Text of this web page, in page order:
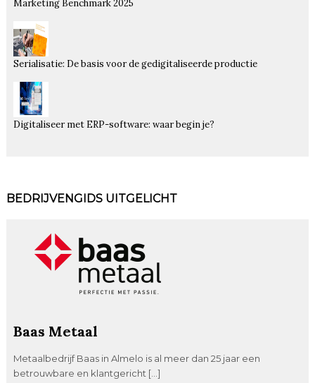
Marketing Benchmark 2025
Serialisatie: De basis voor de gedigitaliseerde productie
Digitaliseer met ERP-software: waar begin je?
BEDRIJVENGIDS UITGELICHT
Baas Metaal
Metaalbedrijf Baas in Almelo is al meer dan 25 jaar een
betrouwbare en klantgericht […]